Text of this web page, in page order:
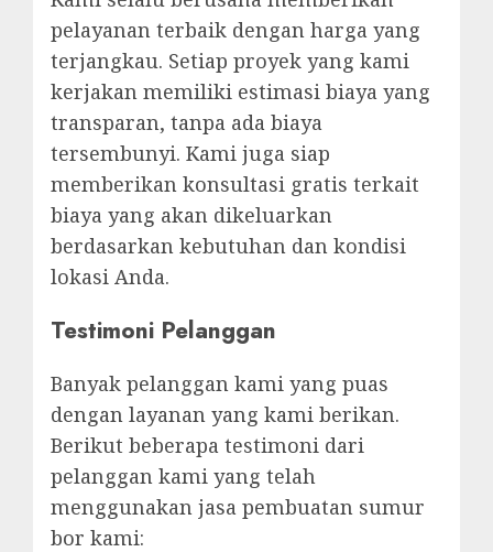
pelayanan terbaik dengan harga yang
terjangkau. Setiap proyek yang kami
kerjakan memiliki estimasi biaya yang
transparan, tanpa ada biaya
tersembunyi. Kami juga siap
memberikan konsultasi gratis terkait
biaya yang akan dikeluarkan
berdasarkan kebutuhan dan kondisi
lokasi Anda.
Testimoni Pelanggan
Banyak pelanggan kami yang puas
dengan layanan yang kami berikan.
Berikut beberapa testimoni dari
pelanggan kami yang telah
menggunakan jasa pembuatan sumur
bor kami: